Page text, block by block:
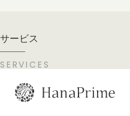
サービス
SERVICES